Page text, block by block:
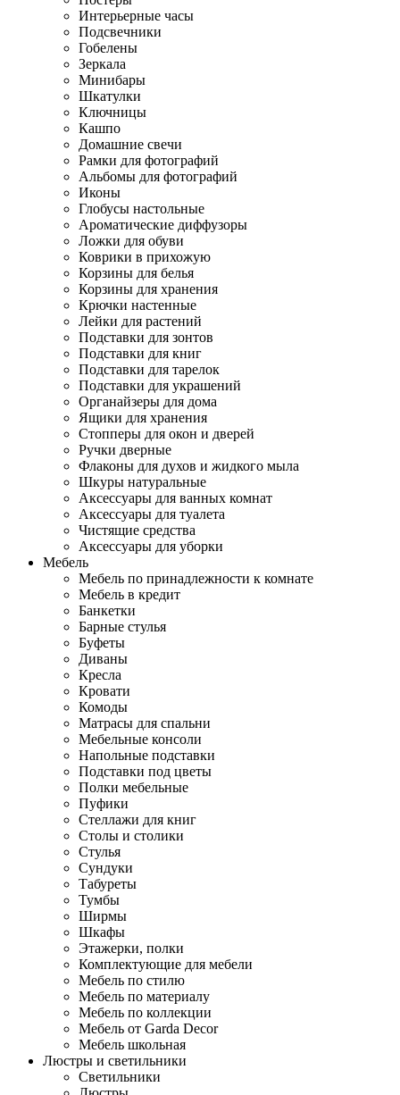
Интерьерные часы
Подсвечники
Гобелены
Зеркала
Минибары
Шкатулки
Ключницы
Кашпо
Домашние свечи
Рамки для фотографий
Альбомы для фотографий
Иконы
Глобусы настольные
Ароматические диффузоры
Ложки для обуви
Коврики в прихожую
Корзины для белья
Корзины для хранения
Крючки настенные
Лейки для растений
Подставки для зонтов
Подставки для книг
Подставки для тарелок
Подставки для украшений
Органайзеры для дома
Ящики для хранения
Стопперы для окон и дверей
Ручки дверные
Флаконы для духов и жидкого мыла
Шкуры натуральные
Аксессуары для ванных комнат
Аксессуары для туалета
Чистящие средства
Аксессуары для уборки
Мебель
Мебель по принадлежности к комнате
Мебель в кредит
Банкетки
Барные стулья
Буфеты
Диваны
Кресла
Кровати
Комоды
Матрасы для спальни
Мебельные консоли
Напольные подставки
Подставки под цветы
Полки мебельные
Пуфики
Стеллажи для книг
Столы и столики
Стулья
Сундуки
Табуреты
Тумбы
Ширмы
Шкафы
Этажерки, полки
Комплектующие для мебели
Мебель по стилю
Мебель по материалу
Мебель по коллекции
Мебель от Garda Decor
Мебель школьная
Люстры и светильники
Светильники